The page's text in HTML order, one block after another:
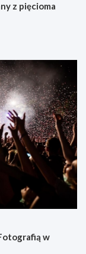
z pięcioma
w